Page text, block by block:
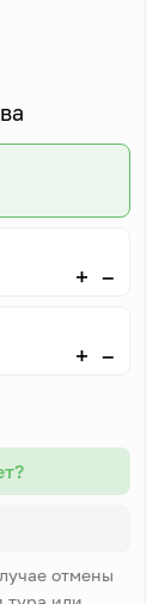
+ –
+ –
отмены